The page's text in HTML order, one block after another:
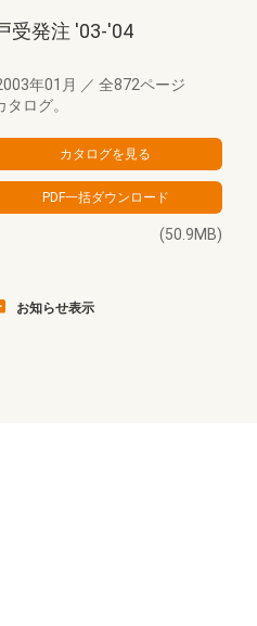
受発注 '03-'04
年01月 ／ 全872ページ
ログ。
(50.9MB)
お知らせ表示